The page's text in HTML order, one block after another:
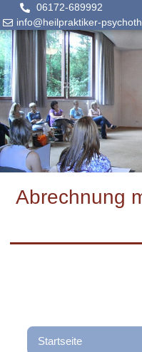
06172-689992
info@heilpraktiker-
Abrechnung
Startseite